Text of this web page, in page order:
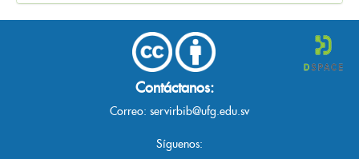
Contáctanos:
Correo: servirbib@ufg.edu.sv
Síguenos: